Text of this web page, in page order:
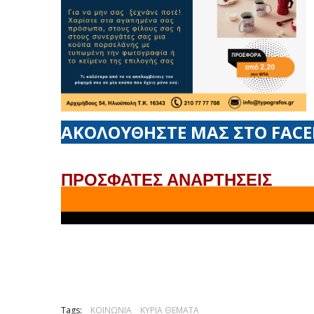
ΑΚΟΛΟΥΘΗΣΤΕ ΜΑΣ ΣΤΟ
ΠΡΟΣΦΑΤΕΣ ΑΝΑΡΤΗΣΕΙΣ
Tags: ΚΟΙΝΩΝΙΑ ΚΥΡΙΑ ΘΕΜΑΤΑ